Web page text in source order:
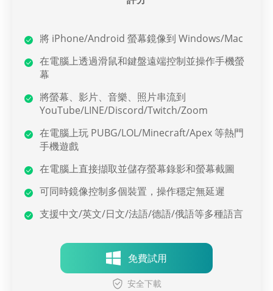
將 iPhone/Android 螢幕鏡像到 Windows/Mac
在電腦上透過滑鼠和鍵盤遠端控制並操作手機螢
幕
將螢幕、影片、音樂、照片串流到
YouTube/LINE/Discord/Twitch/Zoom
在電腦上玩 PUBG/LOL/Minecraft/Apex 等熱門
手機遊戲
在電腦上直接擷取並儲存螢幕錄影和螢幕截圖
可同時鏡像控制多個裝置，操作穩定無延遲
支援中文/英文/日文/法語/德語/俄語等多種語言
免費試用
安全下載